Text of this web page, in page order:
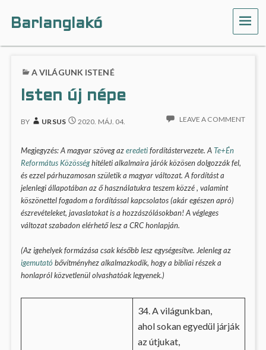
Barlanglakó
A VILÁGUNK ISTENÉ
Isten új népe
BY URSUS 2020. MÁJ. 04. LEAVE A COMMENT
Megjegyzés: A magyar szöveg azeredetifordítástervezete. ATe+Én
Református Közösséghitéleti alkalmaira járók közösen dolgozzák fel,
és ezzel párhuzamosan születik a magyar változat. A fordítást a
jelenlegi állapotában az ő használatukra teszem közzé , valamint
köszönettel fogadom a fordítással kapcsolatos (akár egészen apró)
észrevételeket, javaslatokat is a hozzászólásokban! A végleges
változat szabadon elérhető lesz a CRC honlapján.
(Az igehelyek formázása csak később lesz egységesítve. Jelenleg az
igemutatóbővítményhez alkalmazkodik, hogy a bibliai részek a
honlapról közvetlenül olvashatóak legyenek.)
34. A világunkban,
ahol sokan egyedül járják
az útjukat,